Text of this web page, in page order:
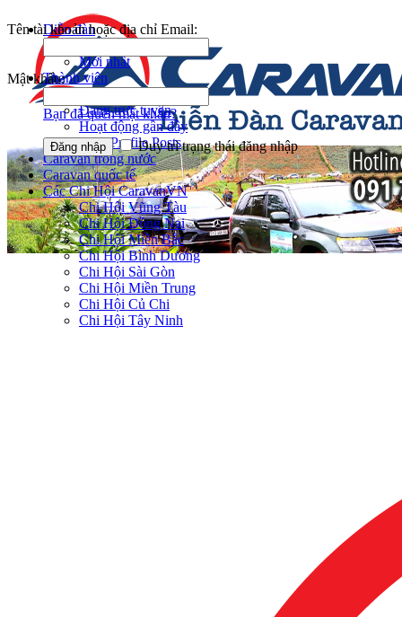
Diễn đàn
Mới nhất
Thành viên
Đang trực tuyến
Hoạt động gần đây
New Profile Posts
Caravan trong nước
Caravan quốc tế
Các Chi Hội CaravanVN
Chi Hội Vũng Tàu
Chi Hội Đồng Nai
Chi Hội Miền Bắc
Chi Hội Bình Dương
Chi Hội Sài Gòn
Chi Hội Miền Trung
Chi Hội Củ Chi
Chi Hội Tây Ninh
Tên tài khoản hoặc địa chỉ Email:
Mật khẩu:
Bạn đã quên mật khẩu?
Duy trì trạng thái đăng nhập